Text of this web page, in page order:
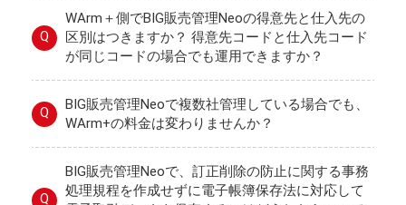
Q
WArm＋側でBIG販売管理Neoの得意先と仕入先の
区別はつきますか？ 得意先コードと仕入先コード
が同じコードの場合でも運用できますか？
Q
BIG販売管理Neoで複数社管理している場合でも、
WArm+の料金は変わりませんか？
Q
BIG販売管理Neoで、訂正削除の防止に関する事務
処理規程を作成せずに電子帳簿保存法に対応して